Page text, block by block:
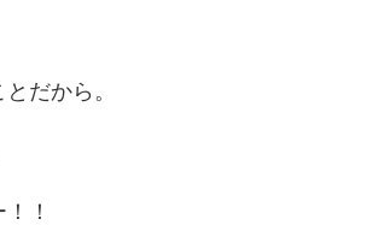
だから。
！